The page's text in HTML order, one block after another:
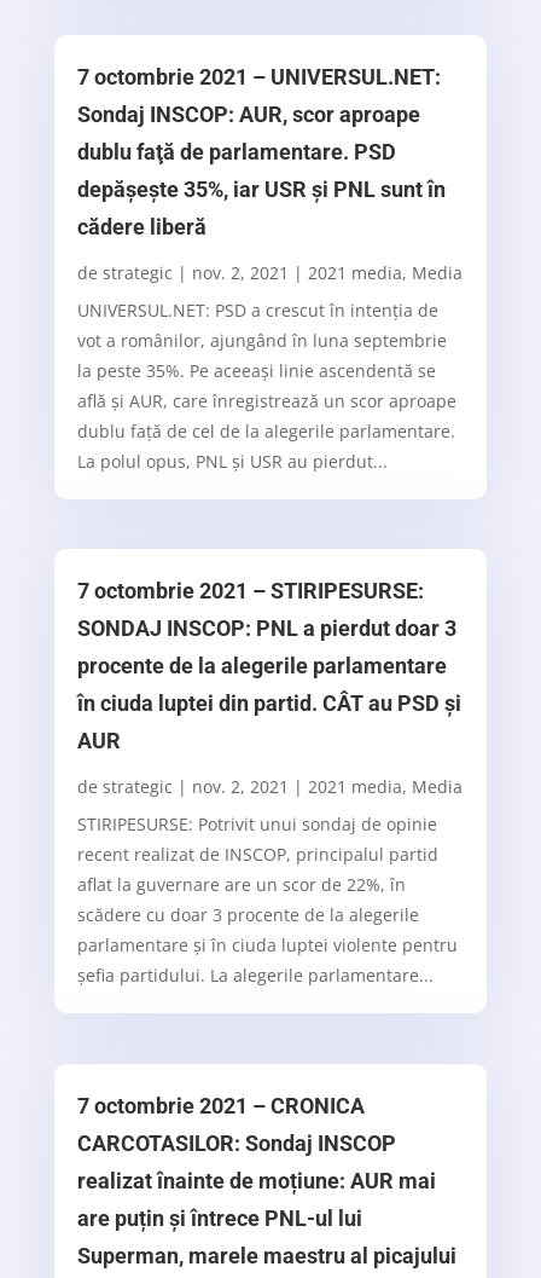
7 octombrie 2021 – UNIVERSUL.NET:
Sondaj INSCOP: AUR, scor aproape
dublu faţă de parlamentare. PSD
depășește 35%, iar USR şi PNL sunt în
cădere liberă
de strategic | nov. 2, 2021 | 2021 media, Media
UNIVERSUL.NET: PSD a crescut în intenţia de
vot a românilor, ajungând în luna septembrie
la peste 35%. Pe aceeaşi linie ascendentă se
află şi AUR, care înregistrează un scor aproape
dublu faţă de cel de la alegerile parlamentare.
La polul opus, PNL şi USR au pierdut...
7 octombrie 2021 – STIRIPESURSE:
SONDAJ INSCOP: PNL a pierdut doar 3
procente de la alegerile parlamentare
în ciuda luptei din partid. CÂT au PSD și
AUR
de strategic | nov. 2, 2021 | 2021 media, Media
STIRIPESURSE: Potrivit unui sondaj de opinie
recent realizat de INSCOP, principalul partid
aflat la guvernare are un scor de 22%, în
scădere cu doar 3 procente de la alegerile
parlamentare și în ciuda luptei violente pentru
șefia partidului. La alegerile parlamentare...
7 octombrie 2021 – CRONICA
CARCOTASILOR: Sondaj INSCOP
realizat înainte de moțiune: AUR mai
are puțin și întrece PNL-ul lui
Superman, marele maestru al picajului